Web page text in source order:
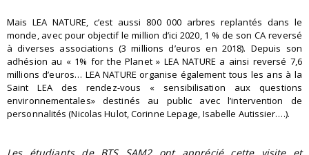
Mais LEA NATURE, c’est aussi 800 000 arbres replantés dans le
monde, avec pour objectif le million d’ici 2020, 1 % de son CA reversé
à diverses associations (3 millions d’euros en 2018). Depuis son
adhésion au « 1% for thePlanet» LEA NATURE a ainsi reversé 7,6
millions d’euros… LEA NATURE organise également tous les ans à la
Saint LEA des rendez-vous « sensibilisation aux questions
environnementales» destinés au public avec l’intervention de
personnalités (Nicolas Hulot, Corinne Lepage, Isabelle Autissier….).